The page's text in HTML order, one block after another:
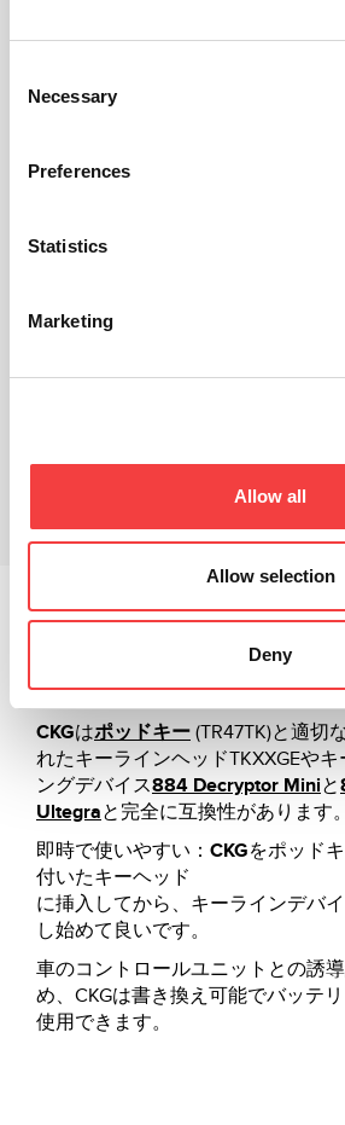
Selection
Necessary
Preferences
Statistics
Marketing
Allow all
Allow selection
Deny
関連製品
ダウンロード
Keyline マイクロシリーズは革新な
現代、フォード、トヨタ®車の鍵の
ランスポンダーのクローニング能
CKGはポッドキー (TR47TK)と適切
れたキーラインヘッドTKXXGEや
ングデバイス884 Decryptor Miniと
Ultegraと完全に互換性があります。
即時で使いやすい： CKGをポッド
付いたキーヘッド
に挿入してから、キーラインデバ
し始めて良いです。
車のコントロールユニットとの誘
め、CKGは書き換え可能でバッテ
使用できます。